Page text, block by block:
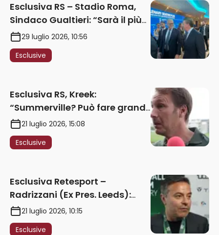
Esclusiva RS – Stadio Roma,
Sindaco Gualtieri: “Sarà il più
iconico del mondo. Assoluta
unità politica. Prima pietra nel
2027. Ricorsi strumentali?
29 luglio 2026, 10:56
Esclusive
Esclusiva RS, Kreek:
“Summerville? Può fare grandi
cose in Serie A. Godts deve
maturare esperienza per
giocare nella Roma”
21 luglio 2026, 15:08
Esclusive
Esclusiva Retesport –
Radrizzani (Ex Pres. Leeds):
“Summerville ragazzo
speciale, in Italia con Gasp
21 luglio 2026, 10:15
Esclusive